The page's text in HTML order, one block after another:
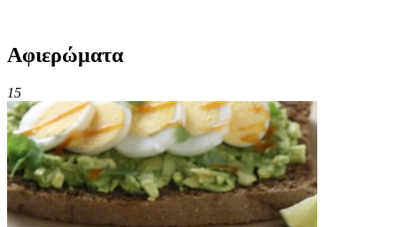
Αφιερώματα
15